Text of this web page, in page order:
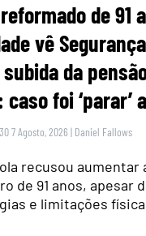
de 91
vê
da
caso foi ‘parar’
7 Agosto, 2026 | Daniel Fallows
recusou aumentar
de 91 anos, apesar
e limitações